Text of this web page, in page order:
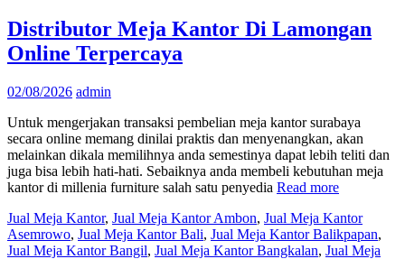
Distributor Meja Kantor Di Lamongan
Online Terpercaya
02/08/2026 admin
Untuk mengerjakan transaksi pembelian meja kantor surabaya
secara online memang dinilai praktis dan menyenangkan, akan
melainkan dikala memilihnya anda semestinya dapat lebih teliti dan
juga bisa lebih hati-hati. Sebaiknya anda membeli kebutuhan meja
kantor di millenia furniture salah satu penyedia Read more
Jual Meja Kantor, Jual Meja Kantor Ambon, Jual Meja Kantor
Asemrowo, Jual Meja Kantor Bali, Jual Meja Kantor Balikpapan,
Jual Meja Kantor Bangil, Jual Meja Kantor Bangkalan, Jual Meja